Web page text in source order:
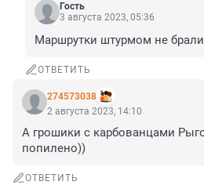
Гость
3 августа 2023, 05:36
Маршрутки штурмом не
ОТВЕТИТЬ
274573038
2 августа 2023, 14:10
А грошики с карбованцами
попилено))
ОТВЕТИТЬ